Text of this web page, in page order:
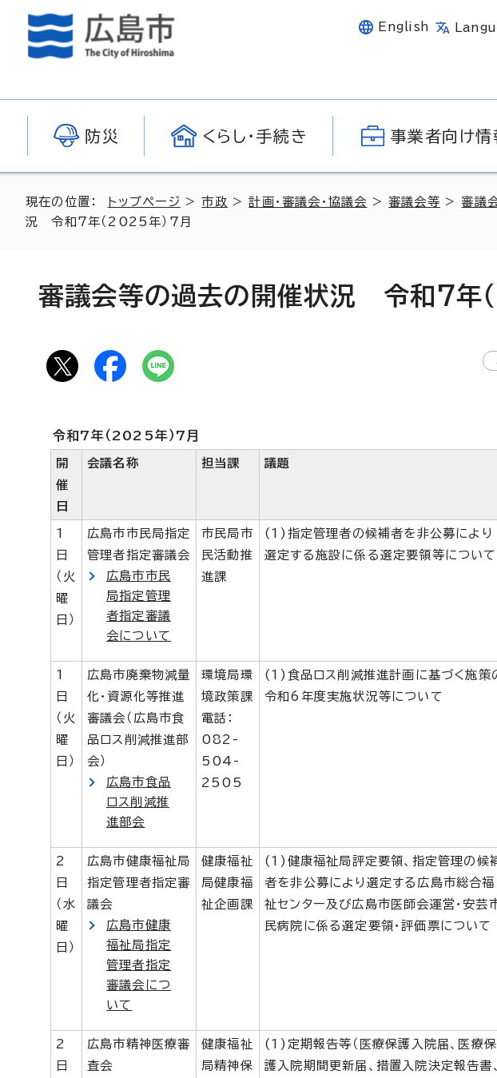
English
防災 くらし・手続き 事業者向け情
現在の位置： トップページ >市政 >計画・審議会・協議会 >審議会等 >審議
況 令和7年（2025年）7月
審議会等の過去の開催状況 令和7年
令和7年（2025年）7月
開
催
日
会議名称 担当課 議題
1
日
（火
曜
日）
広島市市民局指定
管理者指定審議会
広島市市民
局指定管理
者指定審議
会について
市民局市
民活動推
進課
(1)指定管理者の候補者を非公募により
選定する施設に係る選定要領等について
1
日
（火
曜
日）
広島市廃棄物減量
化・資源化等推進
審議会（広島市食
品ロス削減推進部
会）
広島市食品
ロス削減推
進部会
環境局環
境政策課
電話：
082-
504-
2505
(1)食品ロス削減推進計画に基づく施策
令和6年度実施状況等について
2
日
（水
曜
日）
広島市健康福祉局
指定管理者指定審
議会
広島市健康
福祉局指定
管理者指定
審議会につ
いて
健康福祉
局健康福
祉企画課
(1)健康福祉局評定要領、指定管理の候
者を非公募により選定する広島市総合福
祉センター及び広島市医師会運営・安芸
民病院に係る選定要領・評価票について
2
日
広島市精神医療審
査会
健康福祉
局精神保
(1)定期報告等（医療保護入院届、医療保
護入院期間更新届、措置入院決定報告書、